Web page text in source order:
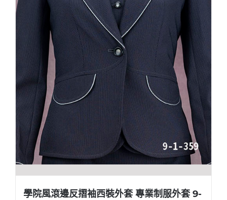
學院風滾邊反摺袖西裝外套 專業制服外套 9-